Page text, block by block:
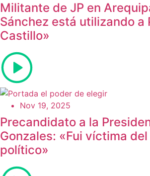
Militante de JP en
Sánchez está utilizando a
Castillo»
Nov 19, 2025
Precandidato a la
Gonzales: «Fui víctima
político»